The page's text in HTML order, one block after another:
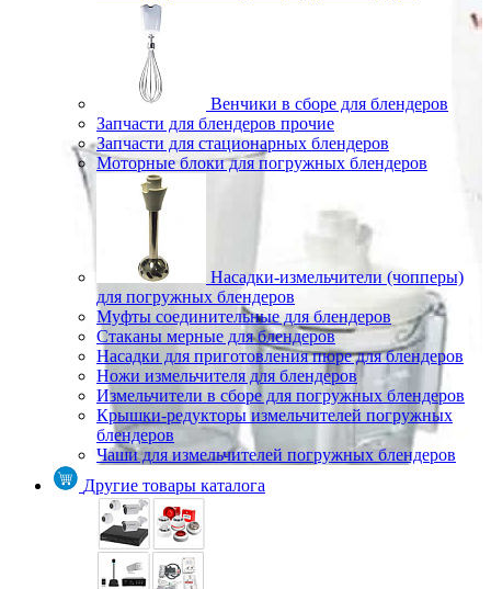
Венчики в сборе для блендеров
Запчасти для блендеров прочие
Запчасти для стационарных блендеров
Моторные блоки для погружных блендеров
Насадки-измельчители (чопперы)
для погружных блендеров
Муфты соединительные для блендеров
Стаканы мерные для блендеров
Насадки для приготовления пюре для блендеров
Ножи измельчителя для блендеров
Измельчители в сборе для погружных блендеров
Крышки-редукторы измельчителей погружных
блендеров
Чаши для измельчителей погружных блендеров
Другие товары каталога